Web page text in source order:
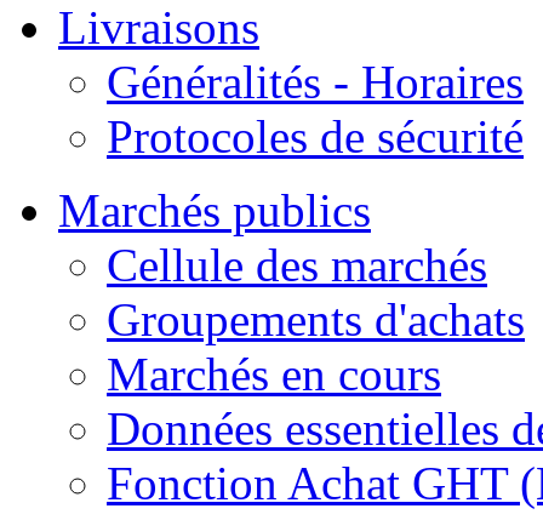
Livraisons
Généralités - Horaires
Protocoles de sécurité
Marchés publics
Cellule des marchés
Groupements d'achats
Marchés en cours
Données essentielles
Fonction Achat GHT